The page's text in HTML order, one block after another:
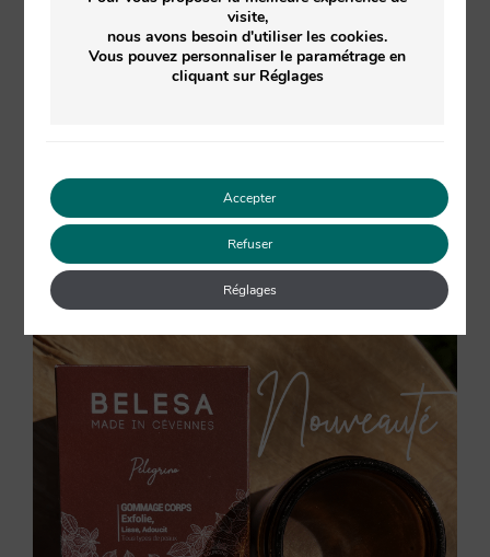
SAVON SURGRAS « OLIVE – CEDRE » ESSENTIEL
« SABOU » 90G
8.50€
visite,
nous avons besoin d'utiliser les cookies.
Vous pouvez personnaliser le paramétrage en
cliquant sur Réglages
Accepter
Refuser
Réglages